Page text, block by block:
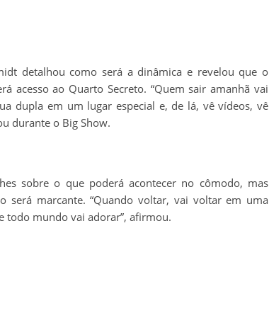
detalhou como será a dinâmica e revelou que o
acesso ao Quarto Secreto. “Quem sair amanhã vai
dupla em um lugar especial e, de lá, vê vídeos, vê
durante o Big Show.
sobre o que poderá acontecer no cômodo, mas
marcante. “Quando voltar, vai voltar em uma
todo mundo vai adorar”, afirmou.